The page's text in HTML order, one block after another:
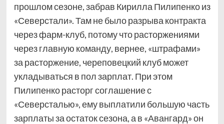
прошлом сезоне, забрав Кирилла Пилипенко из
«Северстали». Там не было разрыва контракта
через фарм-клуб, потому что расторжениями
через главную команду, вернее, «штрафами»
за расторжение, череповецкий клуб может
укладываться в пол зарплат. При этом
Пилипенко расторг соглашение с
«Северсталью», ему выплатили большую часть
зарплаты за остаток сезона, а в «Авангард» он